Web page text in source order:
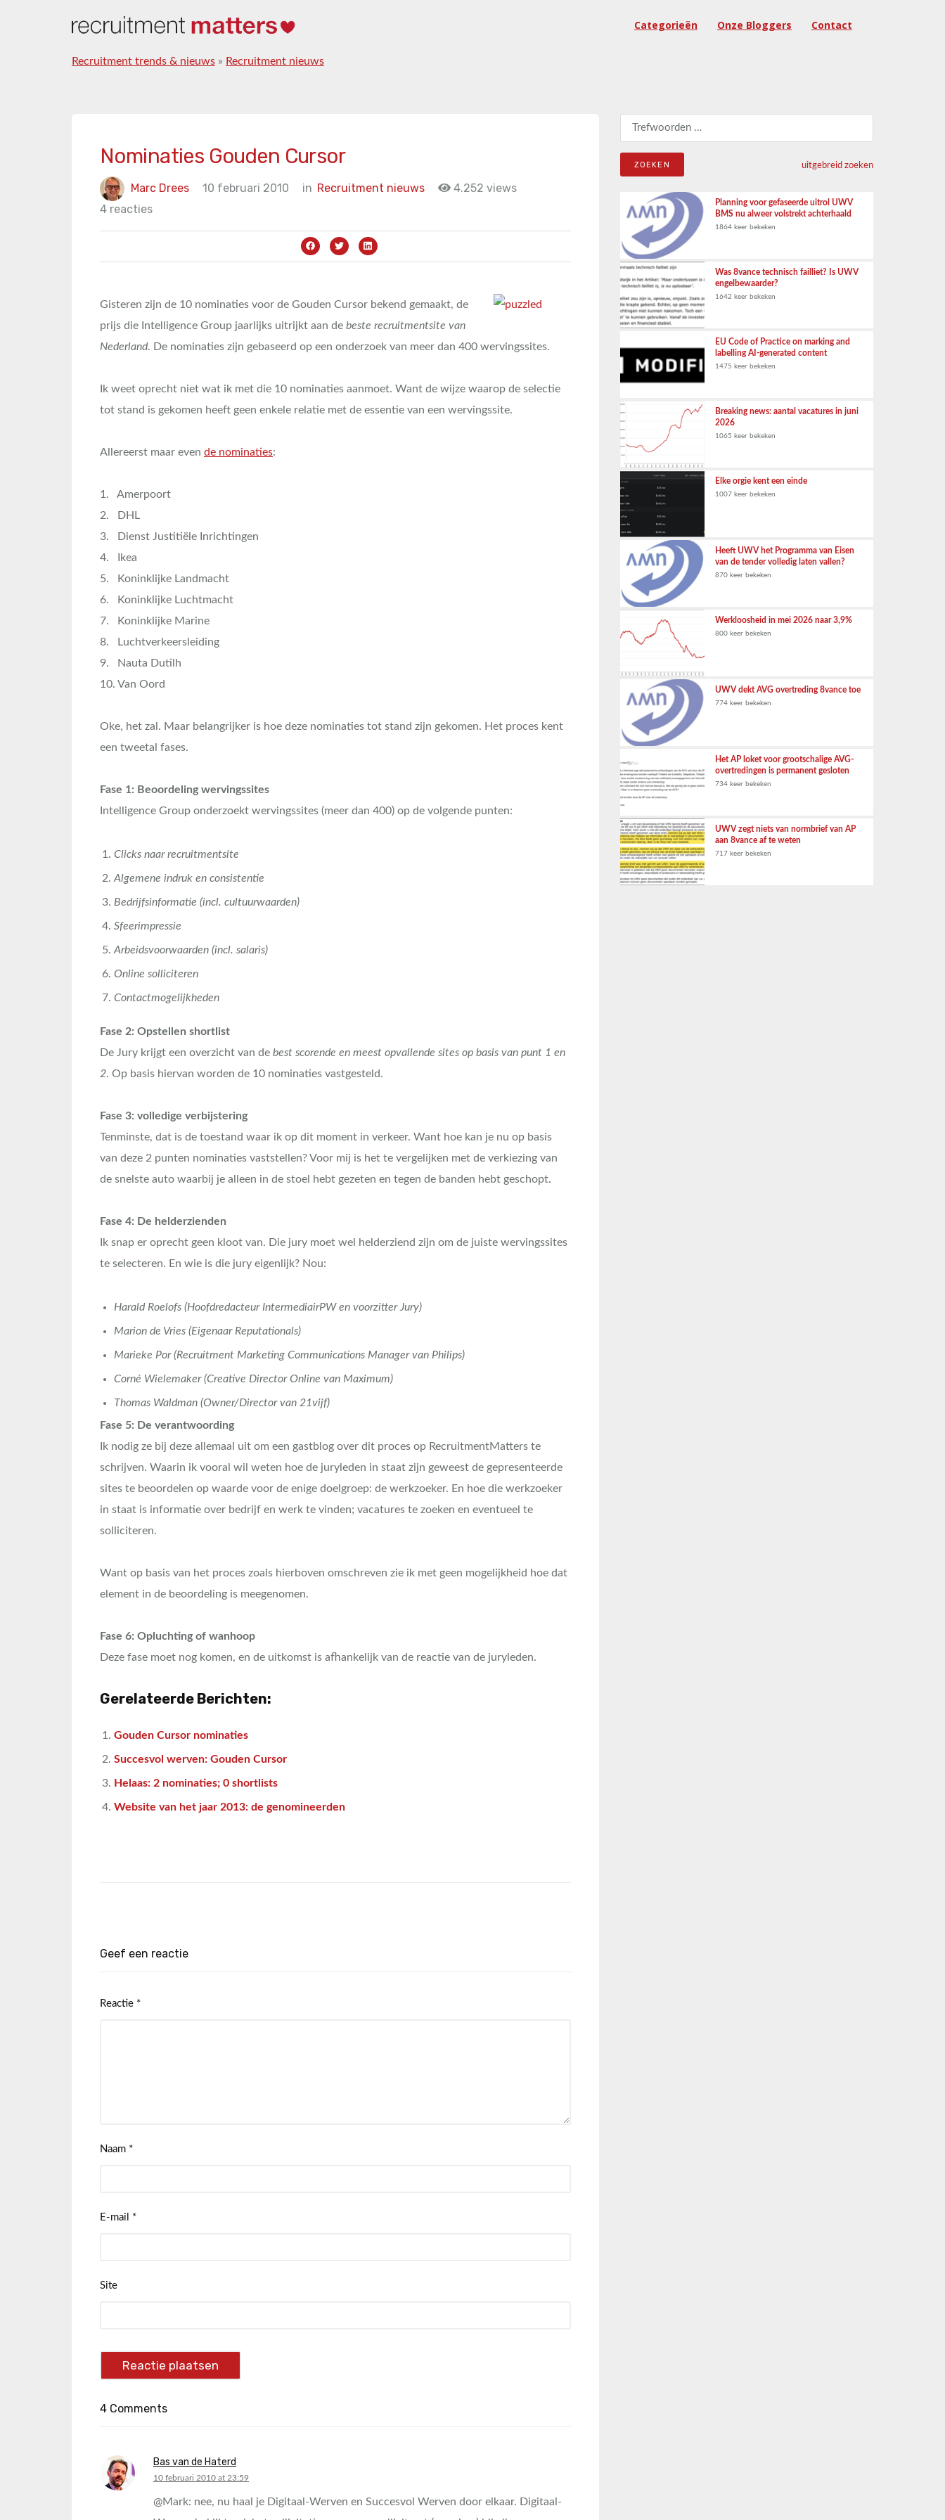
Categorieën Onze Bloggers Contact
Recruitment trends & nieuws » Recruitment nieuws
Nominaties Gouden Cursor
Marc Drees 10 februari 2010 in Recruitment nieuws
4.252 views
4 reacties
Gisteren zijn de 10 nominaties voor de Gouden Cursor bekend gemaakt, de
prijs die Intelligence Group jaarlijks uitrijkt aan de beste recruitmentsite van
Nederland. De nominaties zijn gebaseerd op een onderzoek van meer dan 400 wervingssites.
Ik weet oprecht niet wat ik met die 10 nominaties aanmoet. Want de wijze waarop de selectie
tot stand is gekomen heeft geen enkele relatie met de essentie van een wervingssite.
Allereerst maar even de nominaties:
1. Amerpoort
2. DHL
3. Dienst Justitiële Inrichtingen
4. Ikea
5. Koninklijke Landmacht
6. Koninklijke Luchtmacht
7. Koninklijke Marine
8. Luchtverkeersleiding
9. Nauta Dutilh
10. Van Oord
Oke, het zal. Maar belangrijker is hoe deze nominaties tot stand zijn gekomen. Het proces kent
een tweetal fases.
Fase 1: Beoordeling wervingssites
Intelligence Group onderzoekt wervingssites (meer dan 400) op de volgende punten:
Clicks naar recruitmentsite
Algemene indruk en consistentie
Bedrijfsinformatie (incl. cultuurwaarden)
Sfeerimpressie
Arbeidsvoorwaarden (incl. salaris)
Online solliciteren
Contactmogelijkheden
Fase 2: Opstellen shortlist
De Jury krijgt een overzicht van de best scorende en meest opvallende sites op basis van punt 1 en
2. Op basis hiervan worden de 10 nominaties vastgesteld.
Fase 3: volledige verbijstering
Tenminste, dat is de toestand waar ik op dit moment in verkeer. Want hoe kan je nu op basis
van deze 2 punten nominaties vaststellen? Voor mij is het te vergelijken met de verkiezing van
de snelste auto waarbij je alleen in de stoel hebt gezeten en tegen de banden hebt geschopt.
Fase 4: De helderzienden
Ik snap er oprecht geen kloot van. Die jury moet wel helderziend zijn om de juiste wervingssites
te selecteren. En wie is die jury eigenlijk? Nou:
Harald Roelofs (Hoofdredacteur IntermediairPW en voorzitter Jury)
Marion de Vries (Eigenaar Reputationals)
Marieke Por (Recruitment Marketing Communications Manager van Philips)
Corné Wielemaker (Creative Director Online van Maximum)
Thomas Waldman (Owner/Director van 21vijf)
Fase 5: De verantwoording
Ik nodig ze bij deze allemaal uit om een gastblog over dit proces op RecruitmentMatters te
schrijven. Waarin ik vooral wil weten hoe de juryleden in staat zijn geweest de gepresenteerde
sites te beoordelen op waarde voor de enige doelgroep: de werkzoeker. En hoe die werkzoeker
in staat is informatie over bedrijf en werk te vinden; vacatures te zoeken en eventueel te
solliciteren.
Want op basis van het proces zoals hierboven omschreven zie ik met geen mogelijkheid hoe dat
element in de beoordeling is meegenomen.
Fase 6: Opluchting of wanhoop
Deze fase moet nog komen, en de uitkomst is afhankelijk van de reactie van de juryleden.
Gerelateerde Berichten:
Gouden Cursor nominaties
Succesvol werven: Gouden Cursor
Helaas: 2 nominaties; 0 shortlists
Website van het jaar 2013: de genomineerden
Geef een reactie
Reactie *
Naam *
E-mail *
Site
4 Comments
Bas van de Haterd
says:
10 februari 2010 at 23:59
@Mark: nee, nu haal je Digitaal-Werven en Succesvol Werven door elkaar. Digitaal-
Zoeken naar:
uitgebreid zoeken
Planning voor gefaseerde uitrol UWV
BMS nu alweer volstrekt achterhaald
1864 keer bekeken
Was 8vance technisch failliet? Is UWV
engelbewaarder?
1642 keer bekeken
EU Code of Practice on marking and
labelling AI-generated content
1475 keer bekeken
Breaking news: aantal vacatures in juni
2026
1065 keer bekeken
Elke orgie kent een einde
1007 keer bekeken
Heeft UWV het Programma van Eisen
van de tender volledig laten vallen?
870 keer bekeken
Werkloosheid in mei 2026 naar 3,9%
800 keer bekeken
UWV dekt AVG overtreding 8vance toe
774 keer bekeken
Het AP loket voor grootschalige AVG-
overtredingen is permanent gesloten
734 keer bekeken
UWV zegt niets van normbrief van AP
aan 8vance af te weten
717 keer bekeken